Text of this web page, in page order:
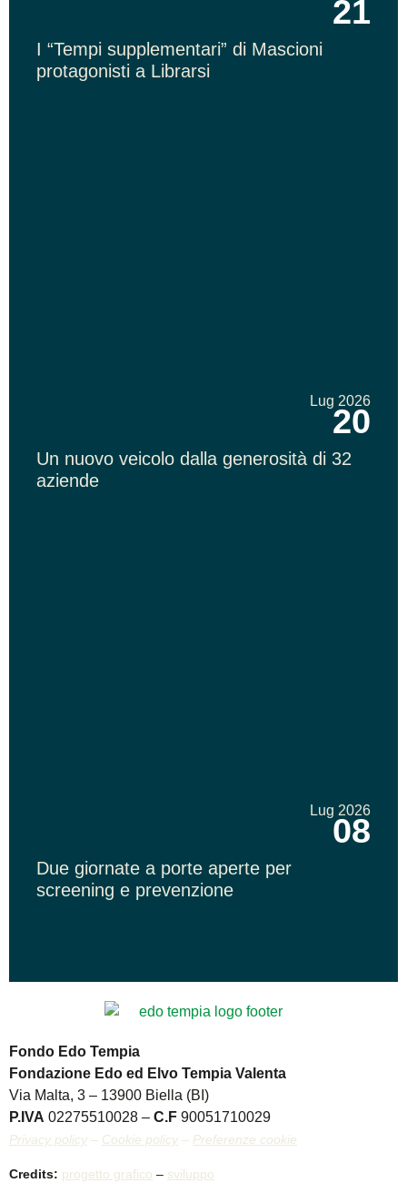
21
I “Tempi supplementari” di Mascioni
protagonisti a Librarsi
Lug 2026
20
Un nuovo veicolo dalla generosità di 32
aziende
Lug 2026
08
Due giornate a porte aperte per
screening e prevenzione
Fondo Edo Tempia
Fondazione Edo ed Elvo Tempia Valenta
Via Malta, 3 – 13900 Biella (BI)
P.IVA 02275510028 – C.F 90051710029
Privacy policy – Cookie policy – Preferenze cookie
Credits: progetto grafico – sviluppo